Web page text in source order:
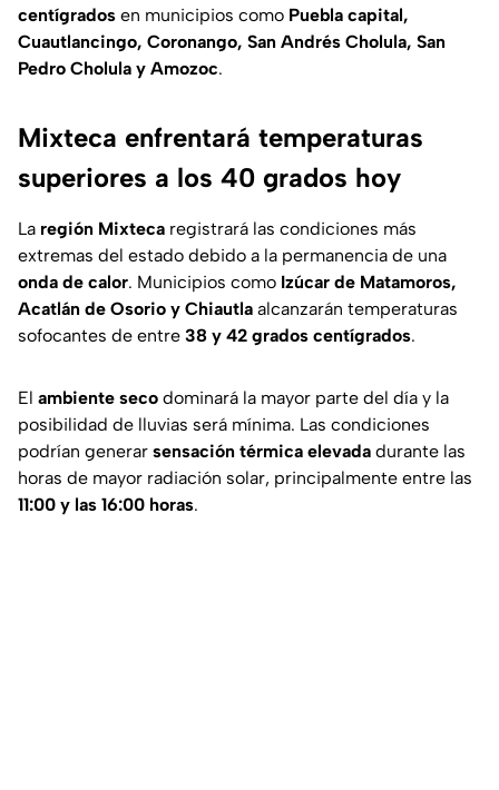
centígrados en municipios como Puebla capital,
Cuautlancingo, Coronango, San Andrés Cholula, San
Pedro Cholula y Amozoc.
Mixteca enfrentará temperaturas
superiores a los 40 grados hoy
La región Mixteca registrará las condiciones más
extremas del estado debido a la permanencia de una
onda de calor. Municipios como Izúcar de Matamoros,
Acatlán de Osorio y Chiautla alcanzarán temperaturas
sofocantes de entre 38 y 42 grados centígrados.
El ambiente seco dominará la mayor parte del día y la
posibilidad de lluvias será mínima. Las condiciones
podrían generar sensación térmica elevada durante las
horas de mayor radiación solar, principalmente entre las
11:00 y las 16:00 horas.